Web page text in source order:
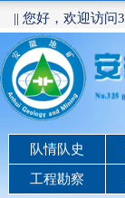
|| 您好，欢迎访问
队情队史
工程勘察